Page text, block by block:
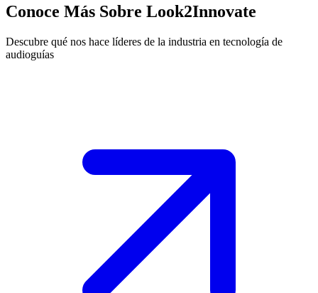
Conoce Más Sobre Look2Innovate
Descubre qué nos hace líderes de la industria en tecnología de
audioguías